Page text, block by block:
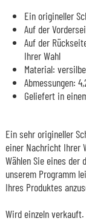
Ein origineller
Auf der
Auf der
Ihrer Wahl
Material:
Abmessungen:
Geliefert in
Ein sehr origineller
einer Nachricht Ihrer
Wählen Sie eines der
unserem Programm
Ihres Produktes
Wird einzeln verkauft.